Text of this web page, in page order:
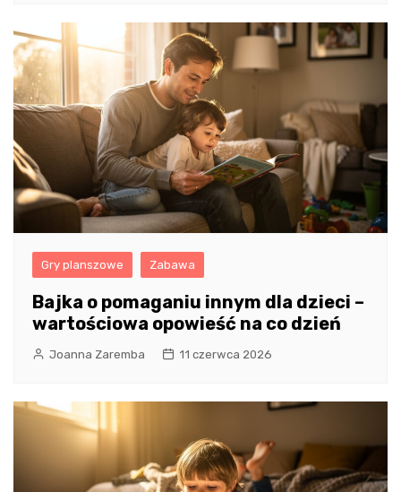
Gry planszowe Zabawa
Bajka o pomaganiu innym dla dzieci –
wartościowa opowieść na co dzień
Joanna Zaremba 11 czerwca 2026